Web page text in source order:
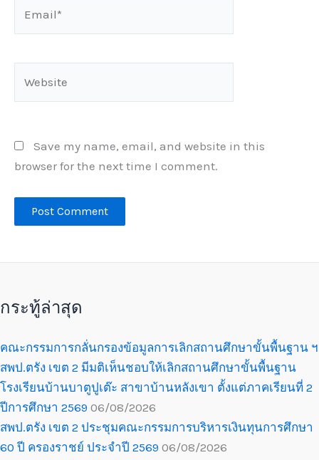
Save my name, email, and website in this
browser for the next time I comment.
กระทู้ล่าสุด
คณะกรรมการกลั่นกรองข้อมูลการเลิกสถานศึกษาขั้นพื้นฐาน ฯ
สพป.ตรัง เขต 2 มีมติเห็นชอบให้เลิกสถานศึกษาขั้นพื้นฐาน
โรงเรียนบ้านบาตูปูเต๊ะ สาขาบ้านหลังเขา ตั้งแต่ภาคเรียนที่ 2
ปีการศึกษา 2569 06/08/2026
สพป.ตรัง เขต 2 ประชุมคณะกรรมการบริหารเงินทุนการศึกษา
60 ปี ครองราชย์ ประจำปี 2569 06/08/2026